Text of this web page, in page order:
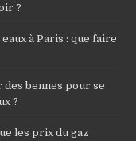
?
à Paris : que faire
bennes pour se
?
les prix du gaz